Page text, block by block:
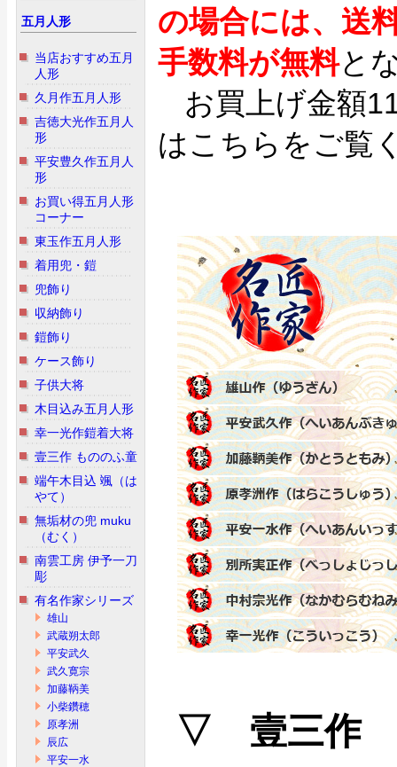
五月人形
当店おすすめ五月
人形
久月作五月人形
吉徳大光作五月人
形
平安豊久作五月人
形
お買い得五月人形
コーナー
東玉作五月人形
着用兜・鎧
兜飾り
収納飾り
鎧飾り
ケース飾り
子供大将
木目込み五月人形
幸一光作鎧着大将
壹三作 もののふ童
端午木目込 颯（は
やて）
無垢材の兜 muku
（むく）
南雲工房 伊予一刀
彫
有名作家シリーズ
雄山
武蔵朔太郎
平安武久
武久寛宗
加藤鞆美
小柴鑽穂
原孝洲
辰広
平安一水
の場合には、送
手数料が無料と
お買上げ金額
はこちらをご覧
▽ 壹三作